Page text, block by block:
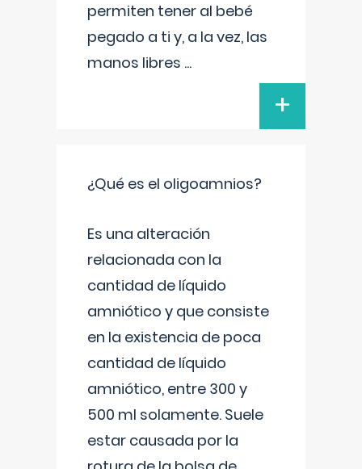
permiten tener al bebé
pegado a ti y, a la vez, las
manos libres ...
+
¿Qué es el oligoamnios?
Es una alteración
relacionada con la
cantidad de líquido
amniótico y que consiste
en la existencia de poca
cantidad de líquido
amniótico, entre 300 y
500 ml solamente. Suele
estar causada por la